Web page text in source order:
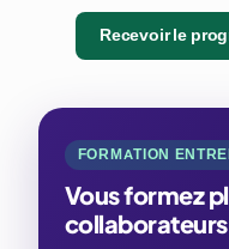
Recevoir le
FORMATION
Vous formez
collaborateurs